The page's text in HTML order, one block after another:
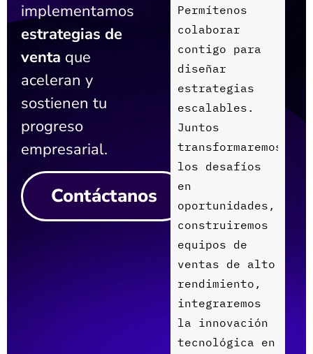
implementamos
estrategias de
venta que
aceleran y
sostienen tu
progreso
empresarial.
Contáctanos
Permítenos
colaborar
contigo para
diseñar
estrategias
escalables .
Juntos
transformaremos
los desafíos
en
oportunidades ,
construiremos
equipos de
ventas de alto
rendimiento ,
integraremos
la innovación
tecnológica en